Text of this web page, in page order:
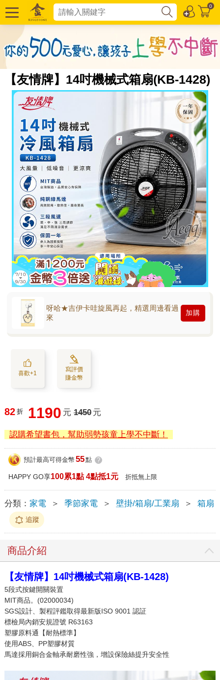
0
【友情牌】14吋機械式箱扇(KB-1428)
呀哈★吉伊卡哇旋風再起，精選周邊看過
來
加購
喜歡+1
寫評價
賺金幣
82 折 1190 元 1450 元
認購希望書包，幫助弱勢孩童上學不中斷！
預計最高可得金幣 55點 ?
HAPPY GO享100累1點 4點抵1元 折抵無上限
分類： 家電 ＞ 季節家電 ＞ 壁掛/箱扇/工業扇 ＞ 箱扇
追蹤
商品介紹
【友情牌】14吋機械式箱扇(KB-1428)
5段式按鍵開關裝置
MIT商品。(02000034)
SGS設計、製程評鑑取得最新版ISO 9001 認証
標檢局內銷安規證號 R63163
塑膠原料通【耐熱標準】
使用ABS、PP塑膠材質
馬達採用銅合金軸承耐磨性強，增設保險絲提升安全性